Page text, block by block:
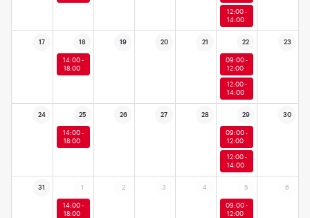
12:00 -
14:00
17 18 19 20 21 22 23
14:00 -
18:00
09:00 -
12:00
12:00 -
14:00
24 25 26 27 28 29 30
14:00 -
18:00
09:00 -
12:00
12:00 -
14:00
31 1 2 3 4 5 6
14:00 -
18:00
09:00 -
12:00